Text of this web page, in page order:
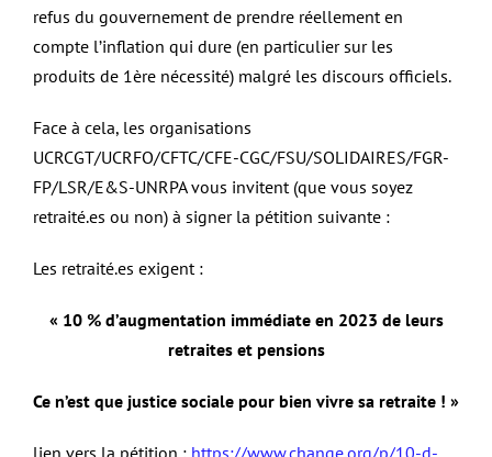
refus du gouvernement de prendre réellement en
compte l’inflation qui dure (en particulier sur les
produits de 1ère nécessité) malgré les discours officiels.
Face à cela, les organisations
UCRCGT/UCRFO/CFTC/CFE-CGC/FSU/SOLIDAIRES/FGR-
FP/LSR/E&S-UNRPA vous invitent (que vous soyez
retraité.es ou non) à signer la pétition suivante :
Les retraité.es exigent :
« 10 % d’augmentation immédiate en 2023 de leurs
retraites et pensions
Ce n’est que justice sociale pour bien vivre sa retraite ! »